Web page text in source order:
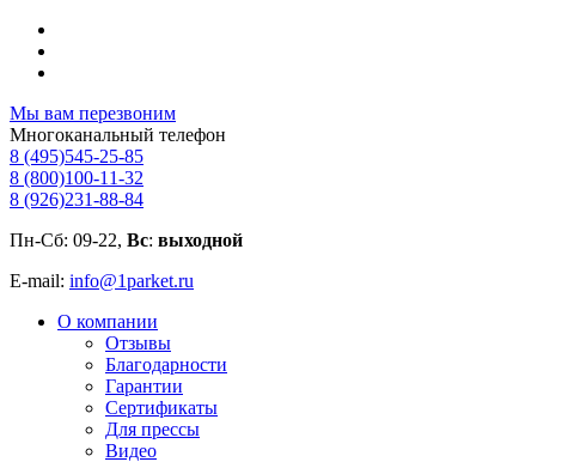
Мы вам перезвоним
Многоканальный телефон
8 (495)545-25-85
8 (800)100-11-32
8 (926)231-88-84
Пн-Сб: 09-22, Вс: выходной
E-mail: info@1parket.ru
О компании
Отзывы
Благодарности
Гарантии
Сертификаты
Для прессы
Видео